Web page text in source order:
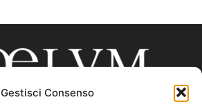
Gestisci Consenso